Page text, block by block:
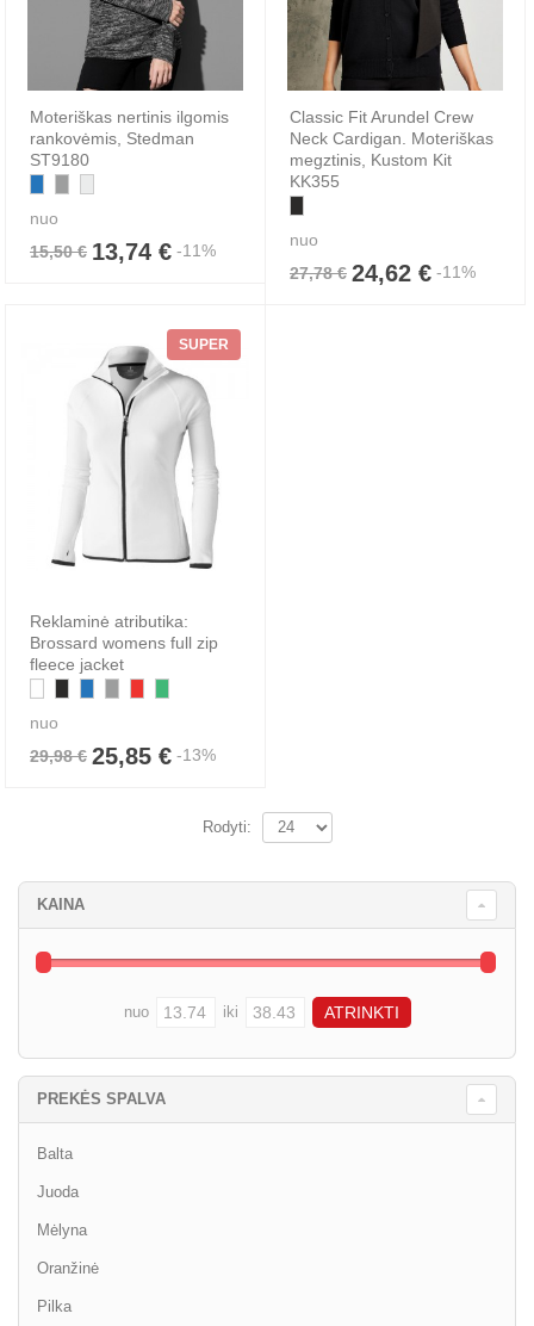
Moteriškas nertinis ilgomis
rankovėmis, Stedman
ST9180
nuo
15,50 € 13,74 € -11%
Classic Fit Arundel Crew
Neck Cardigan. Moteriškas
megztinis, Kustom Kit
KK355
nuo
27,78 € 24,62 € -11%
SUPER
Reklaminė atributika:
Brossard womens full zip
fleece jacket
nuo
29,98 € 25,85 € -13%
Rodyti:
KAINA
nuo iki
PREKĖS SPALVA
Balta
Juoda
Mėlyna
Oranžinė
Pilka